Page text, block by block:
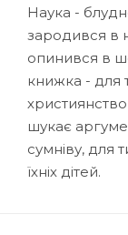
Наука -
зародився в
опинився в
книжка - для
християнство
шукає
сумніву, для
їхніх дітей.